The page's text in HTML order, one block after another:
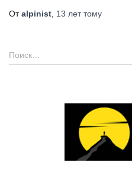
Отalpinist 13 леттому
Н
а
Поиск…